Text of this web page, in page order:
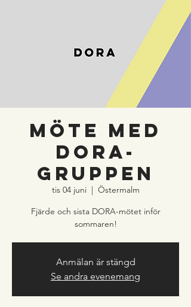
Möte med
DORA-
gruppen
tis 04 juni
  |
Östermalm
Fjärde och sista DORA-mötet inför
sommaren!
Anmälan är stängd
Se andra evenemang